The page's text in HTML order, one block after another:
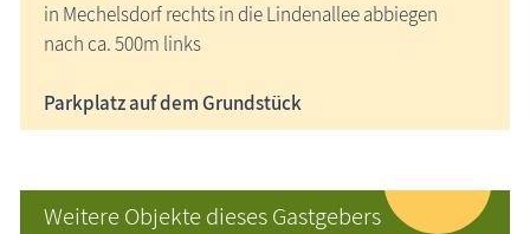
in Mechelsdorf rechts in die Lindenallee abbiegen
nach ca. 500m links
Parkplatz auf dem Grundstück
Weitere Objekte dieses Gastgebers